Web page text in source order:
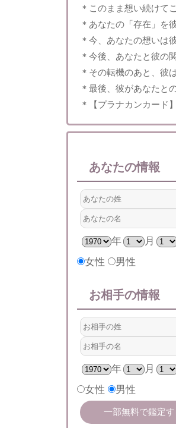
＊このまま想い続け
＊あなたの「存在」
＊今、あなたの想いは
＊今後、あなたと彼の
＊その転機のあと、彼
＊最後、彼があなたと
＊【プラナカンカー
あなたの情報
年 月
女性
男性
お相手の情報
年 月
女性
男性